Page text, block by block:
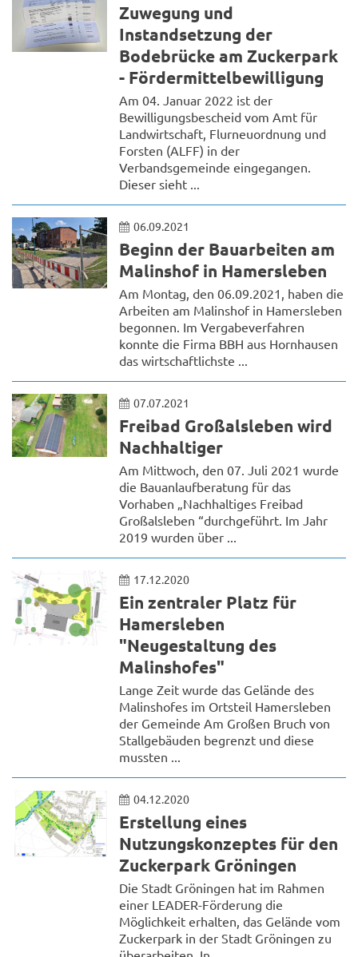
Zuwegung und
Instandsetzung der
Bodebrücke am Zuckerpark
- Fördermittelbewilligung
Am 04. Januar 2022 ist der
Bewilligungsbescheid vom Amt für
Landwirtschaft, Flurneuordnung und
Forsten (ALFF) in der
Verbandsgemeinde eingegangen.
Dieser sieht ...
06.09.2021
Beginn der Bauarbeiten am
Malinshof in Hamersleben
Am Montag, den 06.09.2021, haben die
Arbeiten am Malinshof in Hamersleben
begonnen. Im Vergabeverfahren
konnte die Firma BBH aus Hornhausen
das wirtschaftlichste ...
07.07.2021
Freibad Großalsleben wird
Nachhaltiger
Am Mittwoch, den 07. Juli 2021 wurde
die Bauanlaufberatung für das
Vorhaben „Nachhaltiges Freibad
Großalsleben “durchgeführt. Im Jahr
2019 wurden über ...
17.12.2020
Ein zentraler Platz für
Hamersleben
"Neugestaltung des
Malinshofes"
Lange Zeit wurde das Gelände des
Malinshofes im Ortsteil Hamersleben
der Gemeinde Am Großen Bruch von
Stallgebäuden begrenzt und diese
mussten ...
04.12.2020
Erstellung eines
Nutzungskonzeptes für den
Zuckerpark Gröningen
Die Stadt Gröningen hat im Rahmen
einer LEADER-Förderung die
Möglichkeit erhalten, das Gelände vom
Zuckerpark in der Stadt Gröningen zu